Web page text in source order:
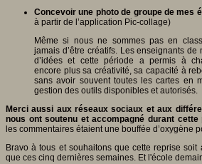
Concevoir une photo de groupe de mes
à partir de l’application Pic-collage)
Même si nous ne sommes pas en
jamais d’être créatifs. Les enseignants de
d’idées et cette période a permis à
encore plus sa créativité, sa capacité à
sans avoir souvent toutes les cartes en
gestion des outils disponibles et autorisés.
Merci aussi aux réseaux sociaux et aux
nous ont soutenu et accompagné durant cette
les commentaires étaient une bouffée d’oxygène
Bravo à tous et souhaitons que cette reprise soit
que ces cinq dernières semaines. Et l'école